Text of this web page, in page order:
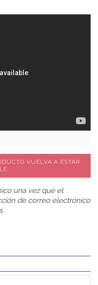
VUELVA A ESTAR
una vez que el
de correo electrónico